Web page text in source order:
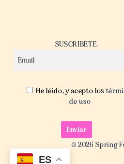
SUSCRIBETE.
He léido, y acepto los
de uso
© 2026 Spring
ES